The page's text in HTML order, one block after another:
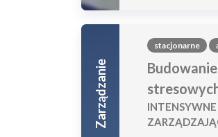
Zarządzanie
stacjonarne